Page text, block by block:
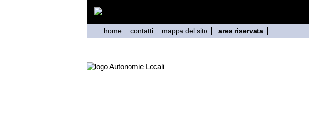
home contatti mappa del sito area riservata